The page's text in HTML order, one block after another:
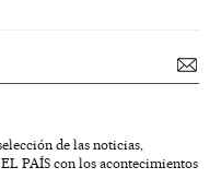
de las noticias,
PAÍS con los acontecimientos